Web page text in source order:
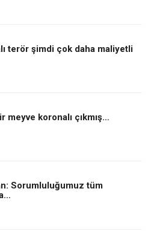
terör şimdi çok daha maliyetli
meyve koronalı çıkmış…
Sorumluluğumuz tüm